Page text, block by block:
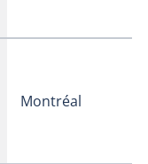
Montréal